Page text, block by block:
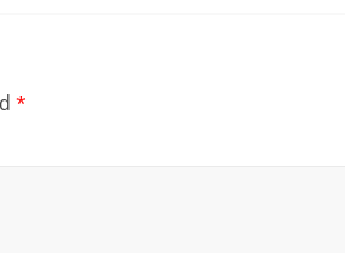
*